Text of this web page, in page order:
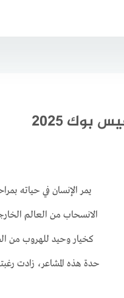
بوك 2025
يمر الإنسان في حياته
الانسحاب من العالم
كخيار وحيد للهروب من
حدة هذه المشاعر، زادت